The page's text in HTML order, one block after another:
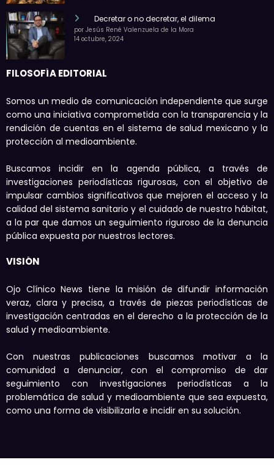
Decretar o no decretar, el dilema
por Jesús René Valenzuela de la Mora
14 octubre, 2024
FILOSOFÍA EDITORIAL
Somos un medio de comunicación independiente que surge
como una iniciativa comprometida con la transparencia y la
rendición de cuentas en el sistema de salud mexicano y la
protección al medioambiente.
Buscamos incidir en la agenda pública, a través de
investigaciones periodísticas rigurosas, con el objetivo de
impulsar cambios significativos que mejoren el acceso y la
calidad del sistema sanitario y el cuidado de nuestro hábitat,
a la par que damos un seguimiento riguroso de la denuncia
pública expuesta por nuestros lectores.
VISIÓN
Ojo Clínico News tiene la misión de difundir información
veraz, clara y precisa, a través de piezas periodísticas de
investigación centradas en el derecho a la protección de la
salud y medioambiente.
Con nuestras publicaciones buscamos motivar a la
comunidad a denunciar, con el compromiso de dar
seguimiento con investigaciones periodísticas a la
problemática de salud y medioambiente que sea expuesta,
como una forma de visibilizarla e incidir en su solución.